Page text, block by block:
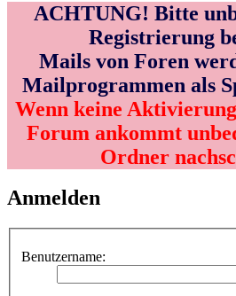
ACHTUNG! Bitte
Registrierung
Mails von Foren
Mailprogrammen als
Wenn keine
Forum ankommt
Ordner
Anmelden
Benutzername: